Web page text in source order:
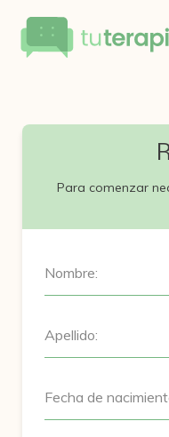
Para comenzar
Nombre:
Apellido:
Fecha de